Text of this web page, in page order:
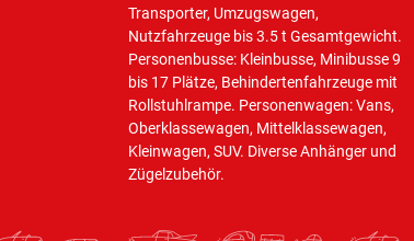
Transporter, Umzugswagen,
Nutzfahrzeuge bis 3.5 t Gesamtgewicht.
Personenbusse: Kleinbusse, Minibusse 9
bis 17 Plätze, Behindertenfahrzeuge mit
Rollstuhlrampe. Personenwagen: Vans,
Oberklassewagen, Mittelklassewagen,
Kleinwagen, SUV. Diverse Anhänger und
Zügelzubehör.